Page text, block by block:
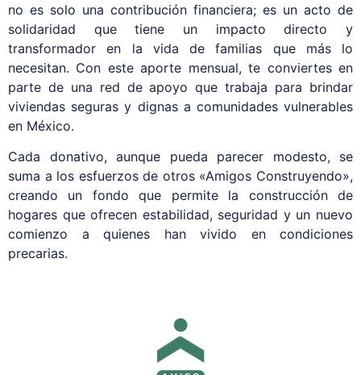
no es solo una contribución financiera; es un acto de
solidaridad que tiene un impacto directo y
transformador en la vida de familias que más lo
necesitan. Con este aporte mensual, te conviertes en
parte de una red de apoyo que trabaja para brindar
viviendas seguras y dignas a comunidades vulnerables
en México.
Cada donativo, aunque pueda parecer modesto, se
suma a los esfuerzos de otros «Amigos Construyendo»,
creando un fondo que permite la construcción de
hogares que ofrecen estabilidad, seguridad y un nuevo
comienzo a quienes han vivido en condiciones
precarias.